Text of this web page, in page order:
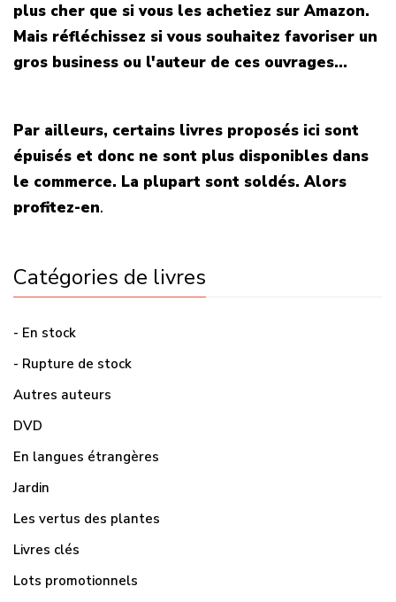
plus cher que si vous les achetiez sur Amazon.
Mais réfléchissez si vous souhaitez favoriser un
gros business ou l'auteur de ces ouvrages...
Par ailleurs, certains livres proposés ici sont
épuisés et donc ne sont plus disponibles dans
le commerce. La plupart sont soldés. Alors
profitez-en.
Catégories de livres
- En stock
- Rupture de stock
Autres auteurs
DVD
En langues étrangères
Jardin
Les vertus des plantes
Livres clés
Lots promotionnels